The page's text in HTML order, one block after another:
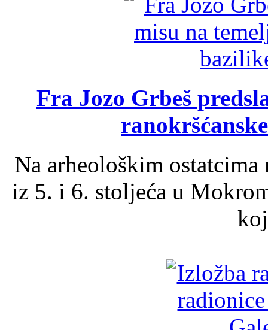
Fra Jozo Grbeš
Na arheološkim
iz 5. i 6. stoljeća u